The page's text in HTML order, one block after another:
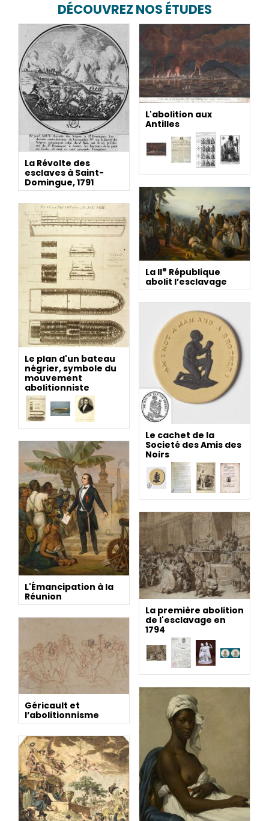
DÉCOUVREZ NOS ÉTUDES
La Révolte des
esclaves à Saint-
Domingue, 1791
L'abolition aux
Antilles
La IIe République
abolit l’esclavage
Le plan d'un bateau
négrier, symbole du
mouvement
abolitionniste
Le cachet de la
Societé des Amis des
Noirs
L'Émancipation à la
Réunion
La première abolition
de l'esclavage en
1794
Géricault et
l’abolitionnisme